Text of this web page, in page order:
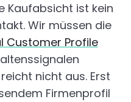
Kaufabsicht ist kein
Wir müssen die
Customer Profile
nicht aus. Erst
Firmenprofil